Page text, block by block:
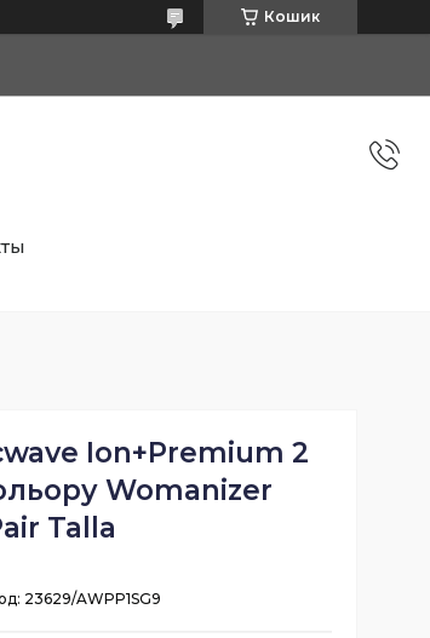
Кошик
Ion+Premium 2
Womanizer
Talla
23629/AWPP1SG9